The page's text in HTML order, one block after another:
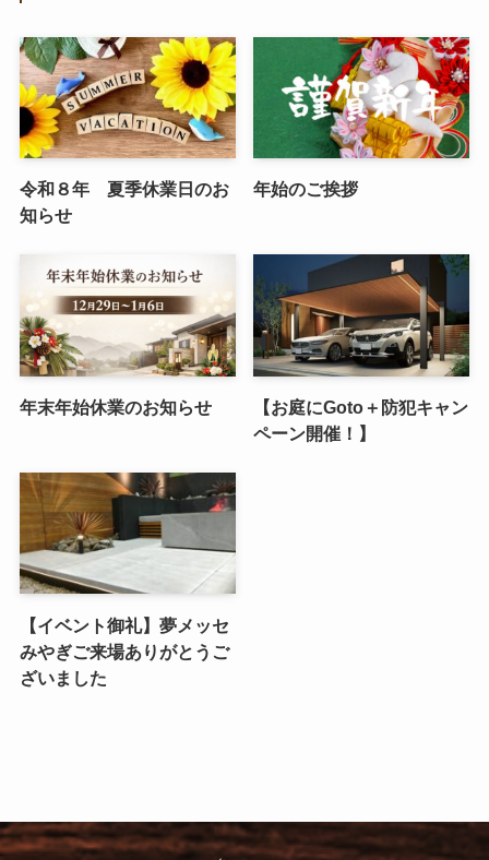
令和８年 夏季休業日のお
知らせ
年始のご挨拶
年末年始休業のお知らせ
【お庭にGoto＋防犯キャン
ペーン開催！】
【イベント御礼】夢メッセ
みやぎご来場ありがとうご
ざいました